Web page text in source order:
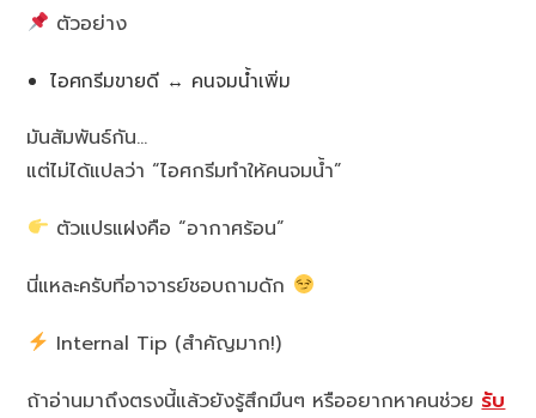
ตัวอย่าง
ไอศกรีมขายดี ↔ คนจมน้ำเพิ่ม
มันสัมพันธ์กัน…
แต่ไม่ได้แปลว่า “ไอศกรีมทำให้คนจมน้ำ”
ตัวแปรแฝงคือ “อากาศร้อน”
นี่แหละครับที่อาจารย์ชอบถามดัก
Internal Tip (สำคัญมาก!)
ถ้าอ่านมาถึงตรงนี้แล้วยังรู้สึกมึนๆ หรืออยากหาคนช่วย รับ